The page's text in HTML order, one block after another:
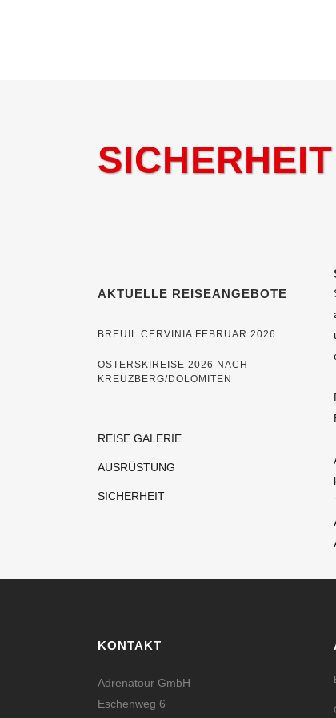
SICHERHEIT
AKTUELLE REISEANGEBOTE
BREUIL CERVINIA FEBRUAR 2026
OSTERSKIREISE 2026 NACH
KREUZBERG/DOLOMITEN
REISE GALERIE
AUSRÜSTUNG
SICHERHEIT
KONTAKT
Adrenatour GmbH
Eschenweg 6